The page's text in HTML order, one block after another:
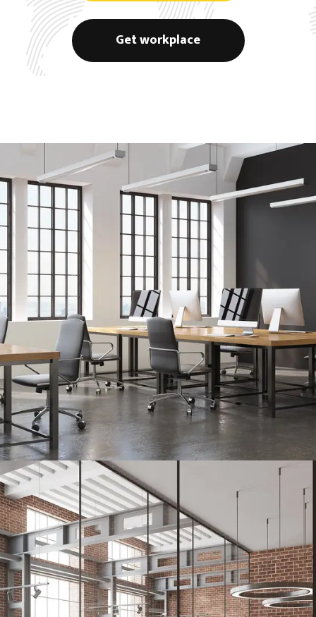
Get workplace
SV BasesCamp – Open
Space